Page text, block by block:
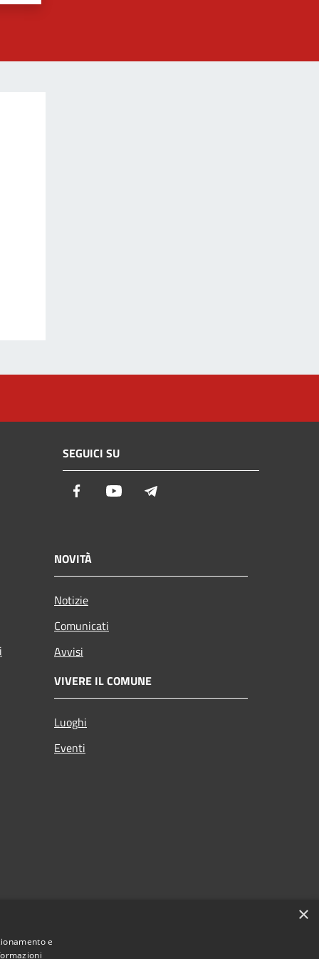
SEGUICI SU
Facebook Youtube
NOVITÀ
Notizie
Comunicati
Avvisi
VIVERE IL COMUNE
Luoghi
Eventi
×
e